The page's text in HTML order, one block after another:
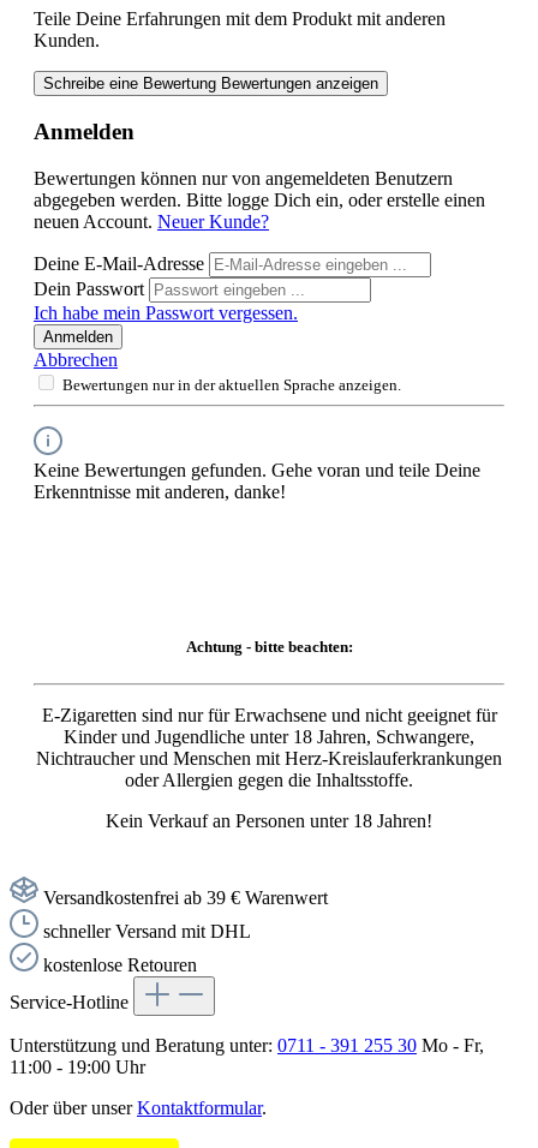
Teile Deine Erfahrungen mit dem Produkt mit anderen
Kunden.
Schreibe eine Bewertung Bewertungen anzeigen
Anmelden
Bewertungen können nur von angemeldeten Benutzern
abgegeben werden. Bitte logge Dich ein, oder erstelle einen
neuen Account. Neuer Kunde?
Deine E-Mail-Adresse
Dein Passwort
Ich habe mein Passwort vergessen.
Anmelden
Abbrechen
Bewertungen nur in der aktuellen Sprache anzeigen.
Keine Bewertungen gefunden. Gehe voran und teile Deine
Erkenntnisse mit anderen, danke!
Achtung - bitte beachten:
E-Zigaretten sind nur für Erwachsene und nicht geeignet für
Kinder und Jugendliche unter 18 Jahren, Schwangere,
Nichtraucher und Menschen mit Herz-Kreislauferkrankungen
oder Allergien gegen die Inhaltsstoffe.
Kein Verkauf an Personen unter 18 Jahren!
Versandkostenfrei ab 39 € Warenwert
schneller Versand mit DHL
kostenlose Retouren
Service-Hotline
Unterstützung und Beratung unter: 0711 - 391 255 30 Mo - Fr,
11:00 - 19:00 Uhr
Oder über unserKontaktformular.